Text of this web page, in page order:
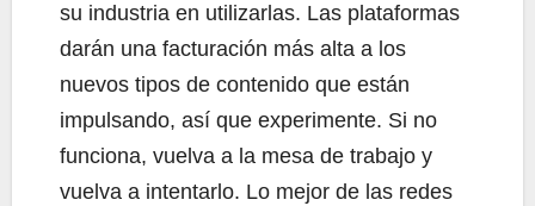
su industria en utilizarlas. Las plataformas
darán una facturación más alta a los
nuevos tipos de contenido que están
impulsando, así que experimente. Si no
funciona, vuelva a la mesa de trabajo y
vuelva a intentarlo. Lo mejor de las redes